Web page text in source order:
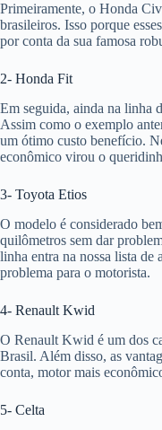
Primeiramente, o Honda
brasileiros. Isso porque
por conta da sua famosa
2- Honda Fit
Em seguida, ainda na linha
Assim como o exemplo
um ótimo custo benefício.
econômico virou o
3- Toyota Etios
O modelo é considerado
quilômetros sem dar
linha entra na nossa lista de
problema para o motorista.
4- Renault Kwid
O Renault Kwid é um dos
Brasil. Além disso, as
conta, motor mais
5- Celta